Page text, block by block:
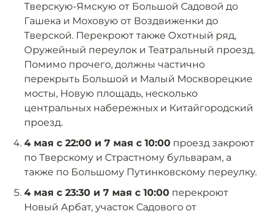
Тверскую-Ямскую от Большой Садовой до
Гашека и Моховую от Воздвиженки до
Тверской. Перекроют также Охотный ряд,
Оружейный переулок и Театральный проезд.
Помимо прочего, должны частично
перекрыть Большой и Малый Москворецкие
мосты, Новую площадь, несколько
центральных набережных и Китайгородский
проезд.
4 мая с 22:00 и 7 мая с 10:00 проезд закроют
по Тверскому и Страстному бульварам, а
также по Большому Путинковскому переулку.
4 мая с 23:30 и 7 мая с 10:00 перекроют
Новый Арбат, участок Садового от